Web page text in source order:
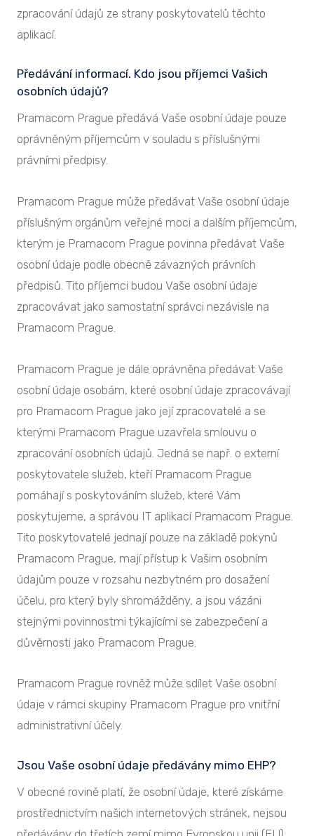
zpracování údajů ze strany poskytovatelů těchto
aplikací.
Předávání informací. Kdo jsou příjemci Vašich
osobních údajů?
Pramacom Prague předává Vaše osobní údaje pouze
oprávněným příjemcům v souladu s příslušnými
právními předpisy.
Pramacom Prague může předávat Vaše osobní údaje
příslušným orgánům veřejné moci a dalším příjemcům,
kterým je Pramacom Prague povinna předávat Vaše
osobní údaje podle obecně závazných právních
předpisů. Tito příjemci budou Vaše osobní údaje
zpracovávat jako samostatní správci nezávisle na
Pramacom Prague.
Pramacom Prague je dále oprávněna předávat Vaše
osobní údaje osobám, které osobní údaje zpracovávají
pro Pramacom Prague jako její zpracovatelé a se
kterými Pramacom Prague uzavřela smlouvu o
zpracování osobních údajů. Jedná se např. o externí
poskytovatele služeb, kteří Pramacom Prague
pomáhají s poskytováním služeb, které Vám
poskytujeme, a správou IT aplikací Pramacom Prague.
Tito poskytovatelé jednají pouze na základě pokynů
Pramacom Prague, mají přístup k Vašim osobním
údajům pouze v rozsahu nezbytném pro dosažení
účelu, pro který byly shromážděny, a jsou vázáni
stejnými povinnostmi týkajícími se zabezpečení a
důvěrnosti jako Pramacom Prague.
Pramacom Prague rovněž může sdílet Vaše osobní
údaje v rámci skupiny Pramacom Prague pro vnitřní
administrativní účely.
Jsou Vaše osobní údaje předávány mimo EHP?
V obecné rovině platí, že osobní údaje, které získáme
prostřednictvím našich internetových stránek, nejsou